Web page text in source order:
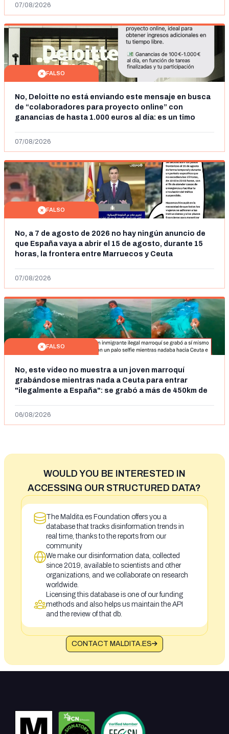
07/08/2026
FALSO
No, Deloitte no está enviando este mensaje en busca
de “colaboradores para proyecto online” con
ganancias de hasta 1.000 euros al día: es un timo
07/08/2026
FALSO
No, a 7 de agosto de 2026 no hay ningún anuncio de
que España vaya a abrir el 15 de agosto, durante 15
horas, la frontera entre Marruecos y Ceuta
07/08/2026
FALSO
No, este vídeo no muestra a un joven marroquí
grabándose mientras nada a Ceuta para entrar
"ilegalmente a España": se grabó a más de 450km de
06/08/2026
WOULD YOU BE INTERESTED IN
ACCESSING OUR STRUCTURED DATA?
The Maldita.es Foundation offers you a
database that tracks disinformation trends in
real time, thanks to the reports from our
community
We make our disinformation data, collected
since 2019, available to scientists and other
organizations, and we collaborate on research
worldwide.
Licensing this database is one of our funding
methods and also helps us maintain the API
and the review of that db.
CONTACT MALDITA.ES